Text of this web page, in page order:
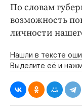
По словам
возможность
личности
Нашли в тексте
Выделите её и